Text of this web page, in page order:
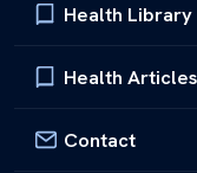
Health Library
Health Articles
Contact
Ukočenost –
Ukočenost
Razni uzroci,
Mnogi traže